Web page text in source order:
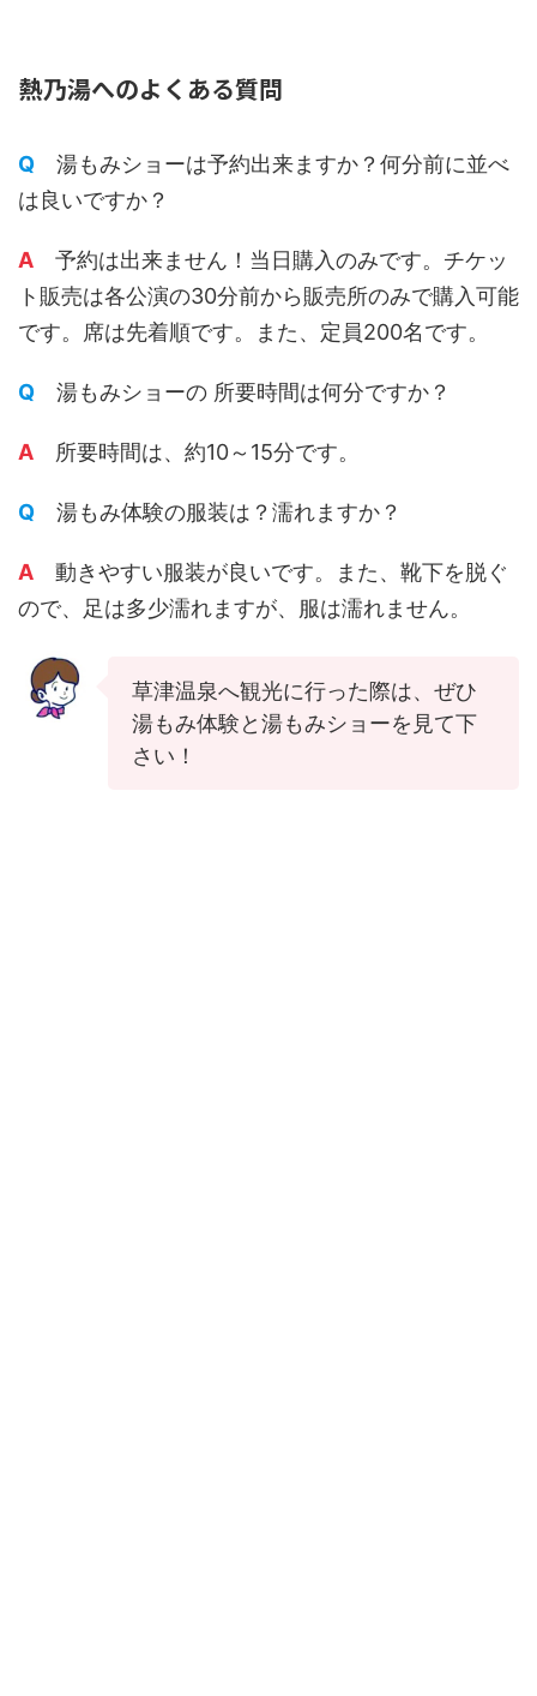
熱乃湯へのよくある質問
Q 湯もみショーは予約出来ますか？何分前に並べ
は良いですか？
A 予約は出来ません！当日購入のみです。チケッ
ト販売は各公演の30分前から販売所のみで購入可能
です。席は先着順です。また、定員200名です。
Q 湯もみショーの 所要時間は何分ですか？
A 所要時間は、約10～15分です。
Q 湯もみ体験の服装は？濡れますか？
A 動きやすい服装が良いです。また、靴下を脱ぐ
ので、足は多少濡れますが、服は濡れません。
草津温泉へ観光に行った際は、ぜひ
湯もみ体験と湯もみショーを見て下
さい！